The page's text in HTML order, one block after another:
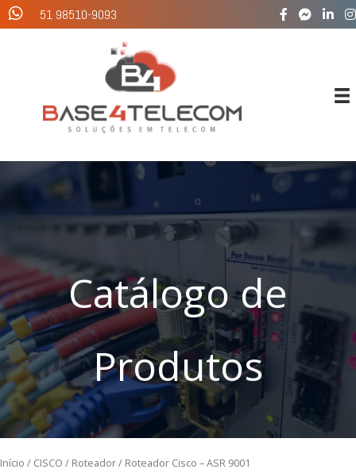
para
51 98510-9093
Catálogo de
Produtos
Início / CISCO / Roteador/ Roteador Cisco – ASR 9001